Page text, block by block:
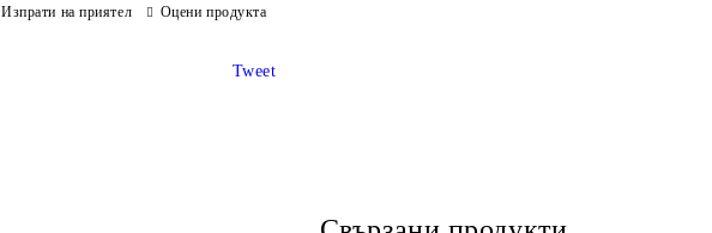
Изпрати на приятел Оцени продукта
Tweet